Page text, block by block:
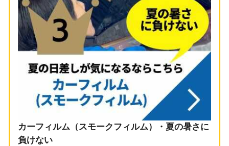
カーフィルム（スモークフィルム）・夏の暑さに
負けない